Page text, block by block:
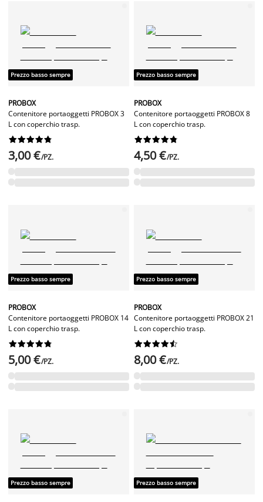
Prezzo basso sempre
PROBOX
Contenitore portaoggetti PROBOX 3
L con coperchio trasp.






3,00 €/PZ.
Prezzo basso sempre
PROBOX
Contenitore portaoggetti PROBOX 8
L con coperchio trasp.






4,50 €/PZ.
Prezzo basso sempre
PROBOX
Contenitore portaoggetti PROBOX 14
L con coperchio trasp.






5,00 €/PZ.
Prezzo basso sempre
PROBOX
Contenitore portaoggetti PROBOX 21
L con coperchio trasp.






8,00 €/PZ.
Prezzo basso sempre Prezzo basso sempre